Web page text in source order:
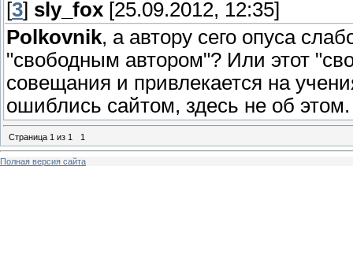
[3] sly_fox [25.09.2012, 12:35]
Polkovnik, а автору сего опуса
"свободным автором"? Или этот
совещания и привлекается на
ошиблись сайтом, здесь не об этом.
Страница 1 из 1 1
Полная версия сайта